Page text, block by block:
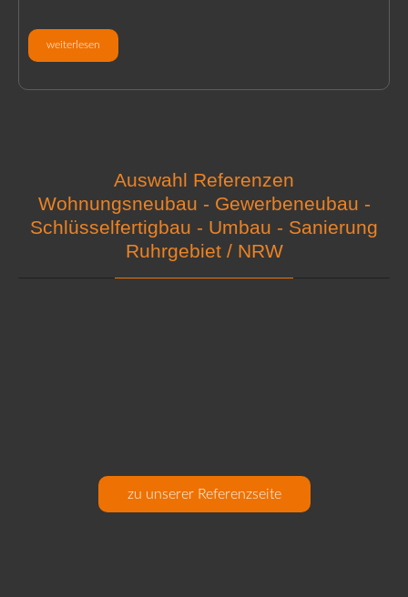
weiterlesen
Auswahl Referenzen
Wohnungsneubau - Gewerbeneubau -
Schlüsselfertigbau - Umbau - Sanierung
Ruhrgebiet / NRW
zu unserer Referenzseite